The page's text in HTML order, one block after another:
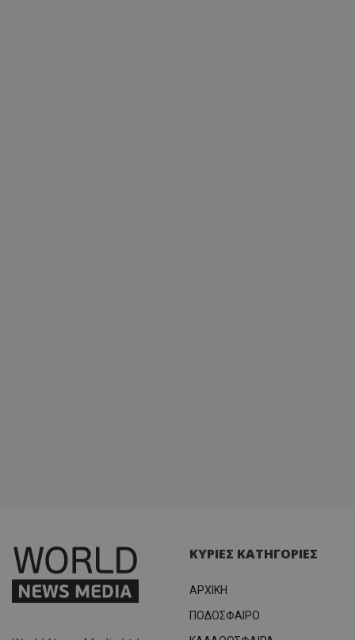
ΚΥΡΙΕΣ ΚΑΤΗΓΟΡΙΕΣ
ΑΡΧΙΚΗ
ΠΟΔΟΣΦΑΙΡΟ